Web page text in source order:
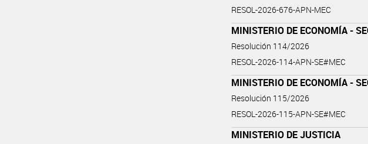
RESOL-2026-676-APN-MEC
MINISTERIO DE ECONOMÍA -
Resolución 114/2026
RESOL-2026-114-APN-SE#MEC
MINISTERIO DE ECONOMÍA -
Resolución 115/2026
RESOL-2026-115-APN-SE#MEC
MINISTERIO DE JUSTICIA